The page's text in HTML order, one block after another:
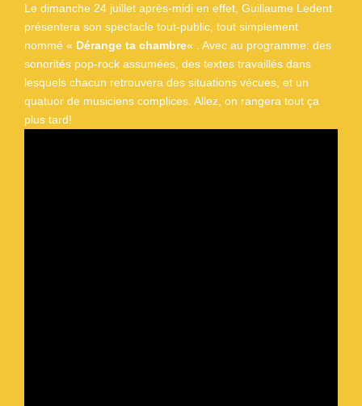
Le dimanche 24 juillet après-midi en effet, Guillaume Ledent
présentera son spectacle tout-public, tout simplement
nommé « Dérange ta chambre« . Avec au programme: des
sonorités pop-rock assumées, des textes travaillés dans
lesquels chacun retrouvera des situations vécues, et un
quatuor de musiciens complices. Allez, on rangera tout ça
plus tard!